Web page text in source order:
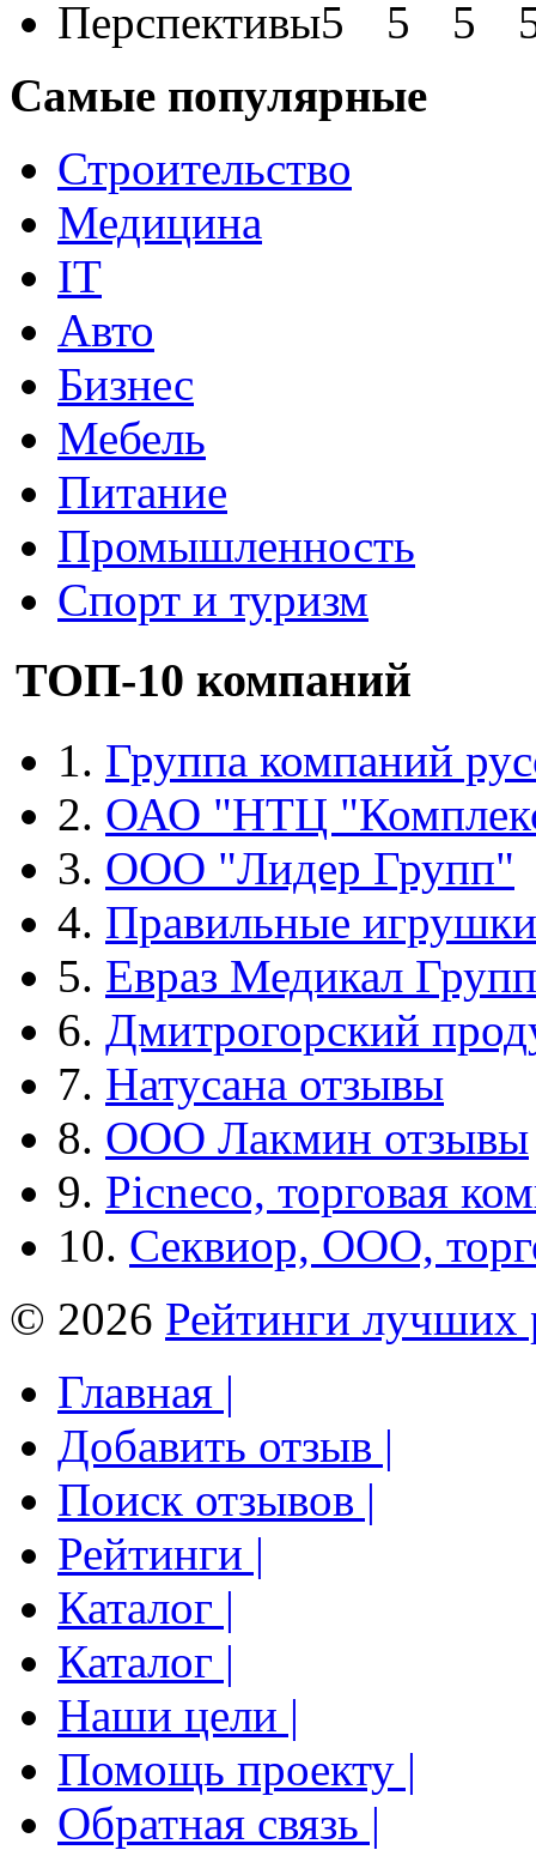
Перспективы
Самые популярные
Строительство
Медицина
IT
Авто
Бизнес
Мебель
Питание
Промышленность
Спорт и туризм
ТОП-10 компаний
1. Группа компаний
2. ОАО "НТЦ
3. ООО "Лидер Групп"
4. Правильные игрушки
5. Евраз Медикал Групп
6. Дмитрогорский
7. Натусана отзывы
8. ООО Лакмин отзывы
9. Picneco, торговая
10. Секвиор, ООО,
© 2026 Рейтинги лучших
Главная |
Добавить отзыв |
Поиск отзывов |
Рейтинги |
Каталог |
Каталог |
Наши цели |
Помощь проекту |
Обратная связь |